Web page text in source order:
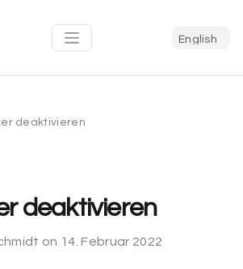
deaktivieren
deaktivieren
on 14. Februar 2022